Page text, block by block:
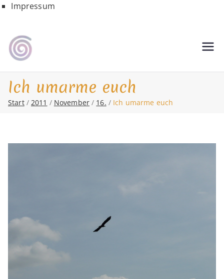
Impressum
Inhalt
springen
∞ Classical Homeopathy ∞ Astrology
Ich umarme euch
Start 2011 November 16. Ich umarme euch